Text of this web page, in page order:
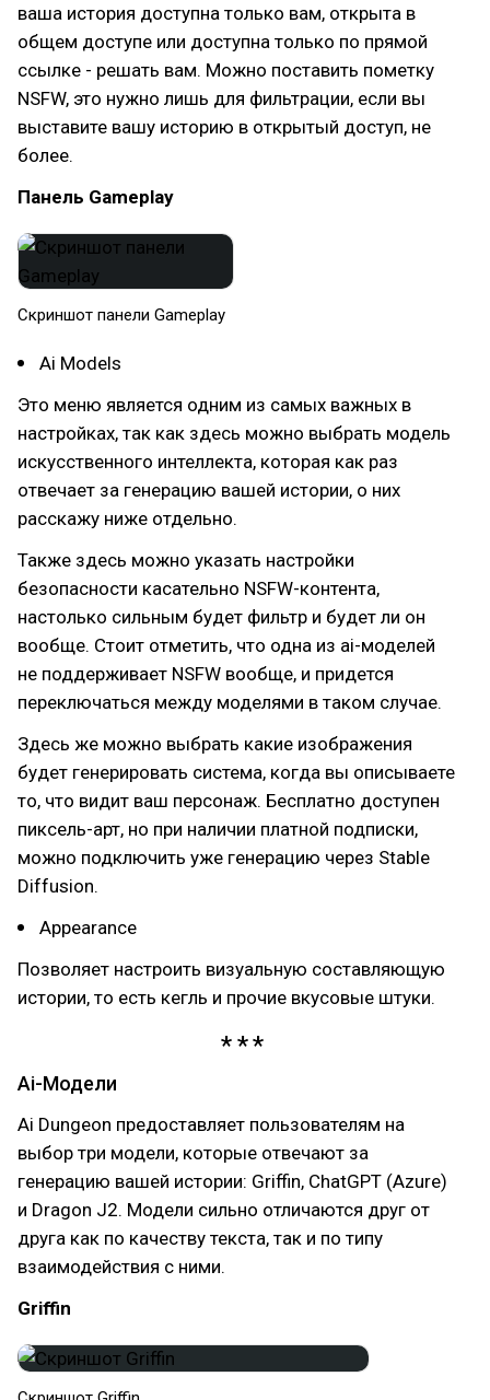
ваша история доступна только вам, открыта в
общем доступе или доступна только по прямой
ссылке - решать вам. Можно поставить пометку
NSFW, это нужно лишь для фильтрации, если вы
выставите вашу историю в открытый доступ, не
более.
Панель Gameplay
Скриншот панели Gameplay
Ai Models
Это меню является одним из самых важных в
настройках, так как здесь можно выбрать модель
искусственного интеллекта, которая как раз
отвечает за генерацию вашей истории, о них
расскажу ниже отдельно.
Также здесь можно указать настройки
безопасности касательно NSFW-контента,
настолько сильным будет фильтр и будет ли он
вообще. Стоит отметить, что одна из ai-моделей
не поддерживает NSFW вообще, и придется
переключаться между моделями в таком случае.
Здесь же можно выбрать какие изображения
будет генерировать система, когда вы описываете
то, что видит ваш персонаж. Бесплатно доступен
пиксель-арт, но при наличии платной подписки,
можно подключить уже генерацию через Stable
Diffusion.
Appearance
Позволяет настроить визуальную составляющую
истории, то есть кегль и прочие вкусовые штуки.
Ai-Модели
Ai Dungeon предоставляет пользователям на
выбор три модели, которые отвечают за
генерацию вашей истории: Griffin, ChatGPT (Azure)
и Dragon J2. Модели сильно отличаются друг от
друга как по качеству текста, так и по типу
взаимодействия с ними.
Griffin